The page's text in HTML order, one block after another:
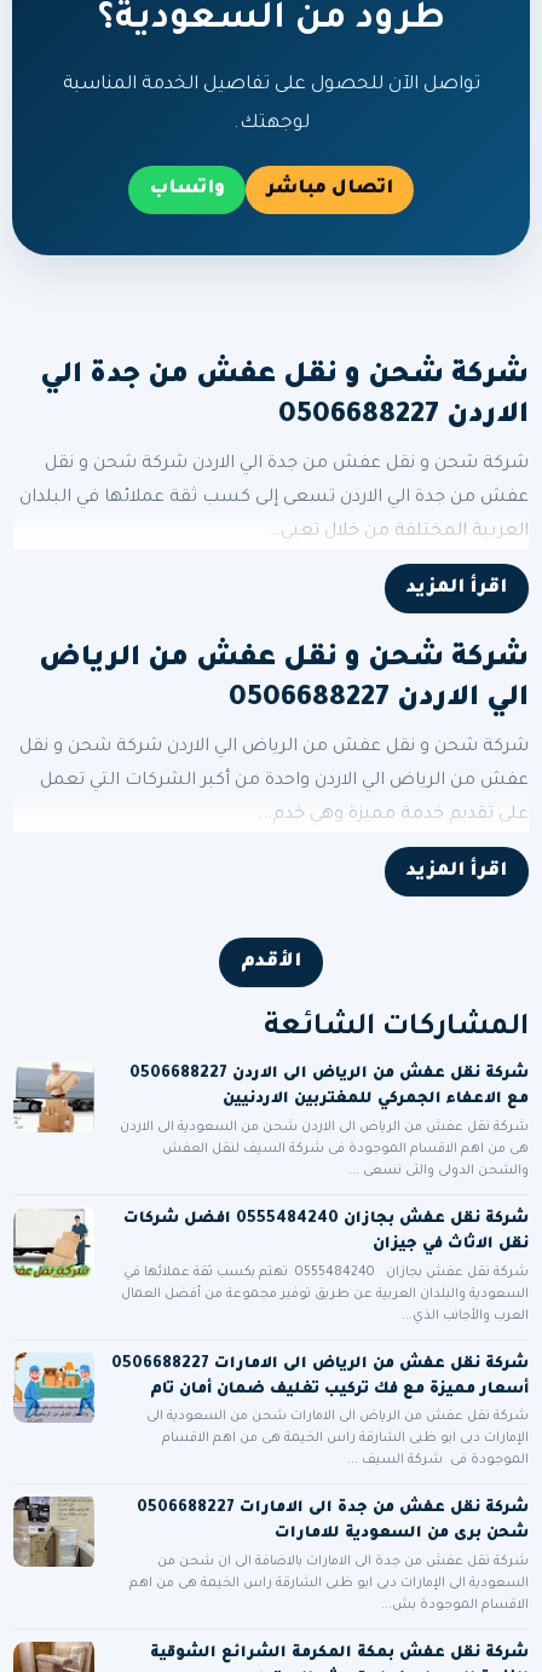
طرود من السعودية؟
تواصل الآن للحصول على تفاصيل الخدمة المناسبة
لوجهتك.
اتصال مباشر واتساب
شركة شحن و نقل عفش من جدة الي
الاردن 0506688227
شركة شحن و نقل عفش من جدة الي الاردن شركة شحن و نقل
عفش من جدة الي الاردن تسعى إلى كسب ثقة عملائها في البلدان
العربية المختلفة من خلال تعيي...
اقرأ المزيد
شركة شحن و نقل عفش من الرياض
الي الاردن 0506688227
شركة شحن و نقل عفش من الرياض الي الاردن شركة شحن و نقل
عفش من الرياض الي الاردن واحدة من أكبر الشركات التي تعمل
على تقديم خدمة مميزة وهي خدم...
اقرأ المزيد
الأقدم
المشاركات الشائعة
شركة نقل عفش من الرياض الى الاردن 0506688227
مع الاعفاء الجمركي للمغتربين الاردنيين
شركة نقل عفش من الرياض الى الاردن شحن من السعودية الى الاردن
هى من اهم الاقسام الموجودة فى شركة السيف لنقل العفش
والشحن الدولى والتى نسعى ...
شركة نقل عفش بجازان 0555484240 افضل شركات
نقل الاثاث في جيزان
شركة نقل عفش بجازان 0555484240 تهتم بكسب ثقة عملائها في
السعودية والبلدان العربية عن طريق توفير مجموعة من أفضل العمال
العرب والأجانب الذي...
شركة نقل عفش من الرياض الى الامارات 0506688227
أسعار مميزة مع فك تركيب تغليف ضمان أمان تام
شركة نقل عفش من الرياض الى الامارات شحن من السعودية الى
الإمارات دبى ابو ظبى الشارقة راس الخيمة هى من اهم الاقسام
الموجودة فى شركة السيف ...
شركة نقل عفش من جدة الى الامارات 0506688227
شحن برى من السعودية للامارات
شركة نقل عفش من جدة الى الامارات بالاضافة الى ان شحن من
السعودية الى الإمارات دبى ابو ظبى الشارقة راس الخيمة هى من اهم
الاقسام الموجودة بش...
شركة نقل عفش بمكة المكرمة الشرائع الشوقية